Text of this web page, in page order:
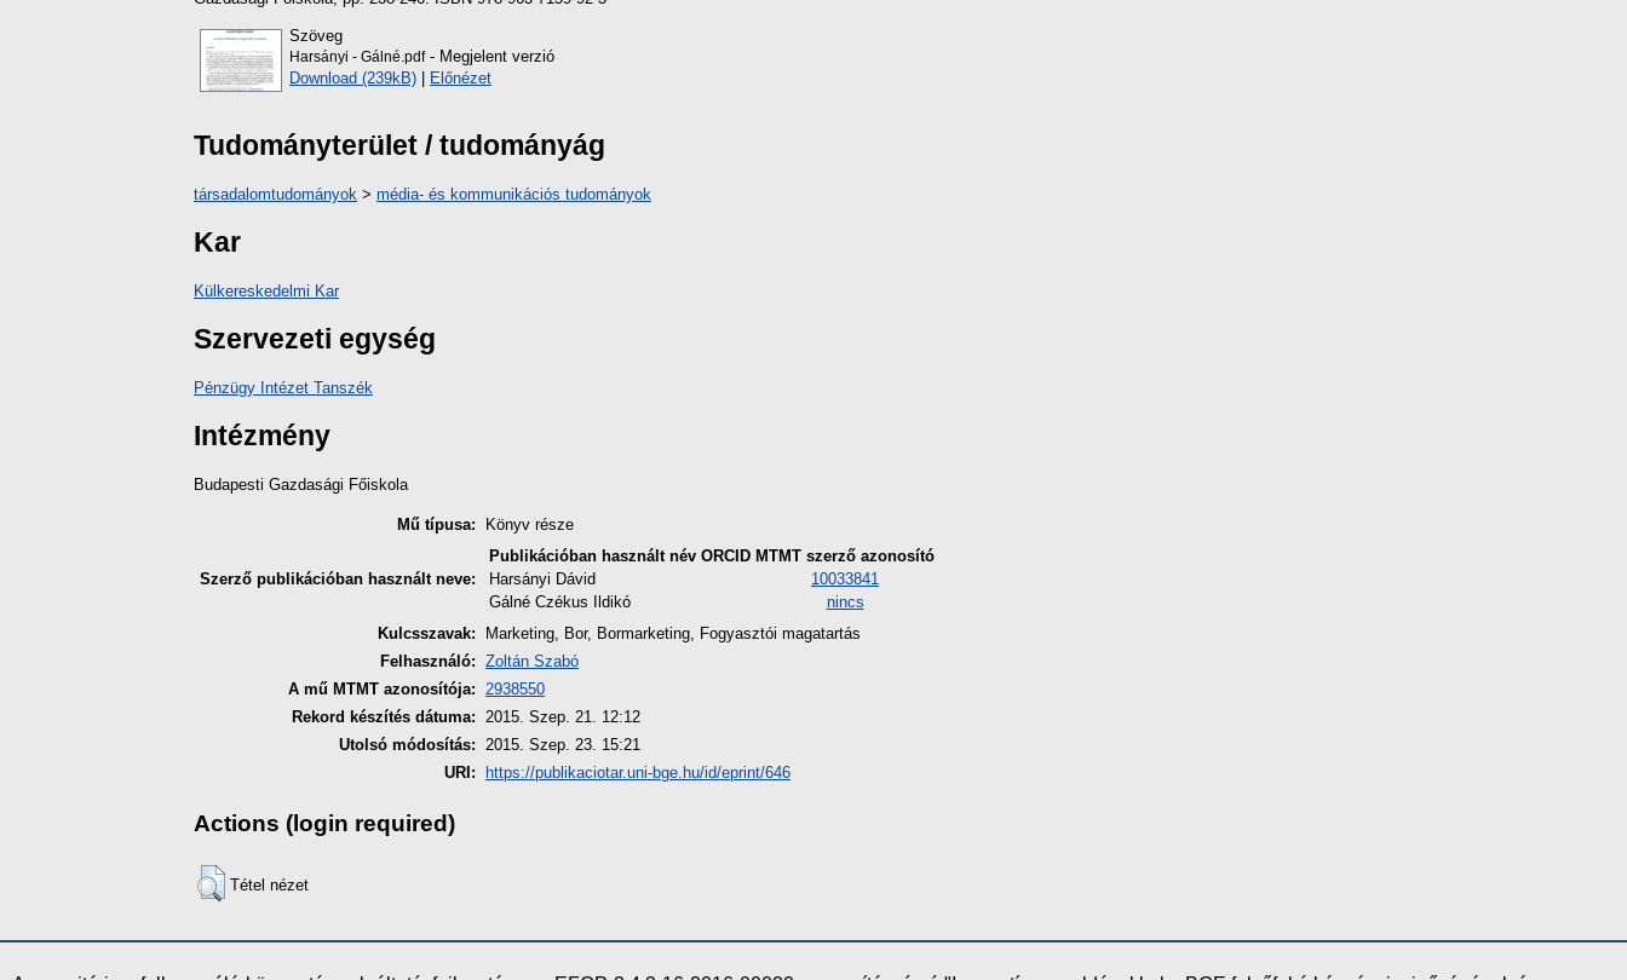
Szöveg
Harsányi - Gálné.pdf- Megjelent verzió
Download (239kB) | Előnézet
Tudományterület / tudományág
társadalomtudományok > média- és kommunikációs tudományok
Kar
Külkereskedelmi Kar
Szervezeti egység
Pénzügy Intézet Tanszék
Intézmény
Budapesti Gazdasági Főiskola
Mű típusa: Könyv része
Szerző publikációban használt neve:
Publikációban használt név ORCID MTMT szerző azonosító
Harsányi Dávid
10033841
Gálné Czékus Ildikó
nincs
Kulcsszavak:
Marketing, Bor, Bormarketing, Fogyasztói magatartás
Felhasználó: Zoltán Szabó
A mű MTMT azonosítója: 2938550
Rekord készítés dátuma: 2015. Szep. 21. 12:12
Utolsó módosítás: 2015. Szep. 23. 15:21
URI:
https://publikaciotar.uni-bge.hu/id/eprint/646
Actions (login required)
Tétel nézet